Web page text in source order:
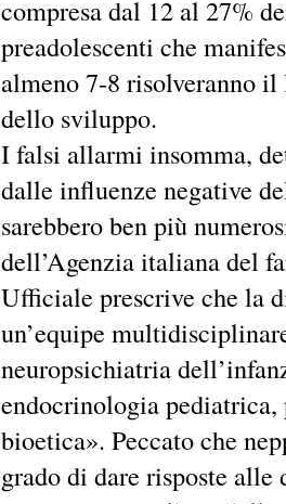
compresa dal 12 al 27%
preadolescenti che
almeno 7-8 risolveranno
dello sviluppo.
I falsi allarmi insomma,
dalle influenze negative
sarebbero ben più
dell’Agenzia italiana del
Ufficiale prescrive che la
un’equipe
neuropsichiatria
endocrinologia
bioetica». Peccato che
grado di dare risposte